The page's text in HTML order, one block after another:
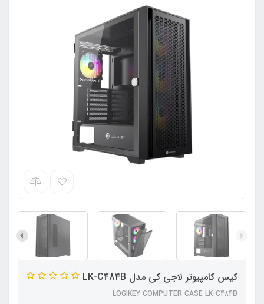
کیس کامپیوتر لاجی کی مدل LK-C484B
LOGIKEY COMPUTER CASE LK-C484B